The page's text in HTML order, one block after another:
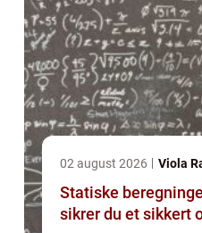
02 august 2026 Viola
Statiske
sikrer du et sikkert